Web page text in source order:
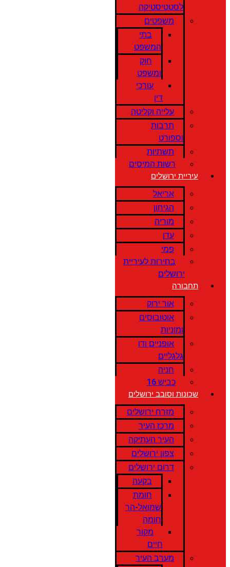
לסטטיסטיקה
משפטים
בתי
המשפט
חוק
ומשפט
עורכי
דין
עלייה וקליטה
תרבות
וספורט
תשתיות
רשות המיסים
עיריית ירושלים
אריאל
הגיחון
מוריה
עדן
פמי
בחירות לעיריית
ירושלים
תחבורה
אור ירוק
אוטובוסים
ומוניות
אופניים ודו
גלגליים
חניה
כביש 16
שכונות וסובב ירושלים
מזרח ירושלים
מרכז העיר
העיר העתיקה
צפון ירושלים
דרום ירושלים
בקעה
חומת
שמואל-הר
חומה
מקור
חיים
מערב העיר